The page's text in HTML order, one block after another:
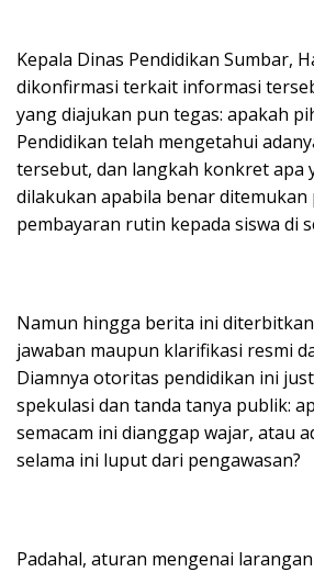
Kepala Dinas Pendidikan Sumbar,
dikonfirmasi terkait informasi
yang diajukan pun tegas: apakah
Pendidikan telah mengetahui
tersebut, dan langkah konkret apa
dilakukan apabila benar
pembayaran rutin kepada siswa di
Namun hingga berita ini
jawaban maupun klarifikasi resmi
Diamnya otoritas pendidikan ini
spekulasi dan tanda tanya publik:
semacam ini dianggap wajar, atau
selama ini luput dari pengawasan?
Padahal, aturan mengenai